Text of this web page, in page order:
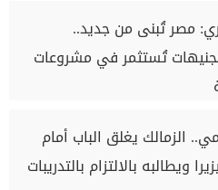
مصر تُبنى من جديد..
تُستثمر في مشروعات
الزمالك يغلق الباب أمام
ويطالبه بالالتزام بالتدريبات